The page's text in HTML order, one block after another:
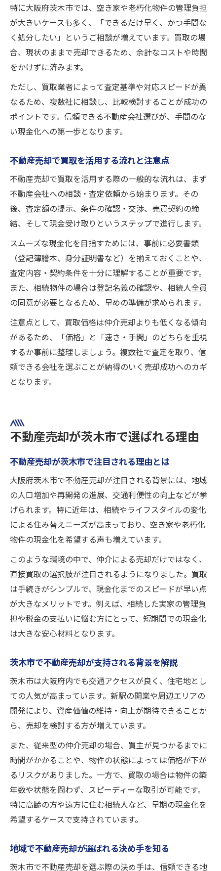
特に大阪府茨木市では、空き家や老朽化物件の管理負担
が大きいケースも多く、「できるだけ早く、かつ手間な
く処分したい」というご相談が増えています。買取の場
合、現状のままで売却できるため、余計なコストや時間
をかけずに済みます。
ただし、買取業者によって査定基準や対応スピードが異
なるため、複数社に相談し、比較検討することが成功の
ポイントです。信頼できる不動産会社選びが、手間のな
い現金化への第一歩となります。
不動産売却で買取を活用する流れと注意点
不動産売却で買取を活用する際の一般的な流れは、まず
不動産会社への相談・査定依頼から始まります。その
後、査定額の提示、条件の確認・交渉、売買契約の締
結、そして現金受け取りというステップで進行します。
スムーズな現金化を目指すためには、事前に必要書類
（登記簿謄本、身分証明書など）を揃えておくことや、
査定内容・契約条件を十分に理解することが重要です。
また、相続物件の場合は登記名義の確認や、相続人全員
の同意が必要となるため、早めの準備が求められます。
注意点として、買取価格は仲介売却よりも低くなる傾向
があるため、「価格」と「速さ・手間」のどちらを重視
するか事前に整理しましょう。複数社で査定を取り、信
頼できる会社を選ぶことが納得のいく売却成功へのカギ
となります。
不動産売却が茨木市で選ばれる理由
不動産売却が茨木市で注目される理由とは
大阪府茨木市で不動産売却が注目される背景には、地域
の人口増加や再開発の進展、交通利便性の向上などが挙
げられます。特に近年は、相続やライフスタイルの変化
による住み替えニーズが高まっており、空き家や老朽化
物件の現金化を希望する声も増えています。
このような環境の中で、仲介による売却だけではなく、
直接買取の選択肢が注目されるようになりました。買取
は手続きがシンプルで、現金化までのスピードが早い点
が大きなメリットです。例えば、相続した実家の管理負
担や税金の支払いに悩む方にとって、短期間での現金化
は大きな安心材料となります。
茨木市で不動産売却が支持される背景を解説
茨木市は大阪府内でも交通アクセスが良く、住宅地とし
ての人気が高まっています。新駅の開業や周辺エリアの
開発により、資産価値の維持・向上が期待できることか
ら、売却を検討する方が増えています。
また、従来型の仲介売却の場合、買主が見つかるまでに
時間がかかることや、物件の状態によっては価格が下が
るリスクがありました。一方で、買取の場合は物件の築
年数や状態を問わず、スピーディーな取引が可能です。
特に高齢の方や遠方に住む相続人など、早期の現金化を
希望するケースで支持されています。
地域で不動産売却が選ばれる決め手を知る
茨木市で不動産売却を選ぶ際の決め手は、信頼できる地